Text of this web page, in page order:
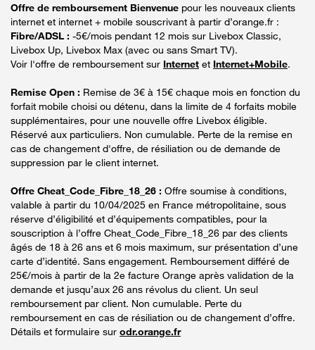
Offre de remboursement Bienvenue pour les nouveaux clients
internet et internet + mobile souscrivant à partir d’orange.fr :
Fibre/ADSL : -5€/mois pendant 12 mois sur Livebox Classic,
Livebox Up, Livebox Max (avec ou sans Smart TV).
Voir l'offre de remboursement sur Internet et Internet+Mobile.
Remise Open : Remise de 3€ à 15€ chaque mois en fonction du
forfait mobile choisi ou détenu, dans la limite de 4 forfaits mobile
supplémentaires, pour une nouvelle offre Livebox éligible.
Réservé aux particuliers. Non cumulable. Perte de la remise en
cas de changement d'offre, de résiliation ou de demande de
suppression par le client internet.
Offre Cheat_Code_Fibre_18_26 : Offre soumise à conditions,
valable à partir du 10/04/2025 en France métropolitaine, sous
réserve d’éligibilité et d’équipements compatibles, pour la
souscription à l’offre Cheat_Code_Fibre_18_26 par des clients
âgés de 18 à 26 ans et 6 mois maximum, sur présentation d’une
carte d’identité. Sans engagement. Remboursement différé de
25€/mois à partir de la 2e facture Orange après validation de la
demande et jusqu’aux 26 ans révolus du client. Un seul
remboursement par client. Non cumulable. Perte du
remboursement en cas de résiliation ou de changement d’offre.
Détails et formulaire sur odr.orange.fr